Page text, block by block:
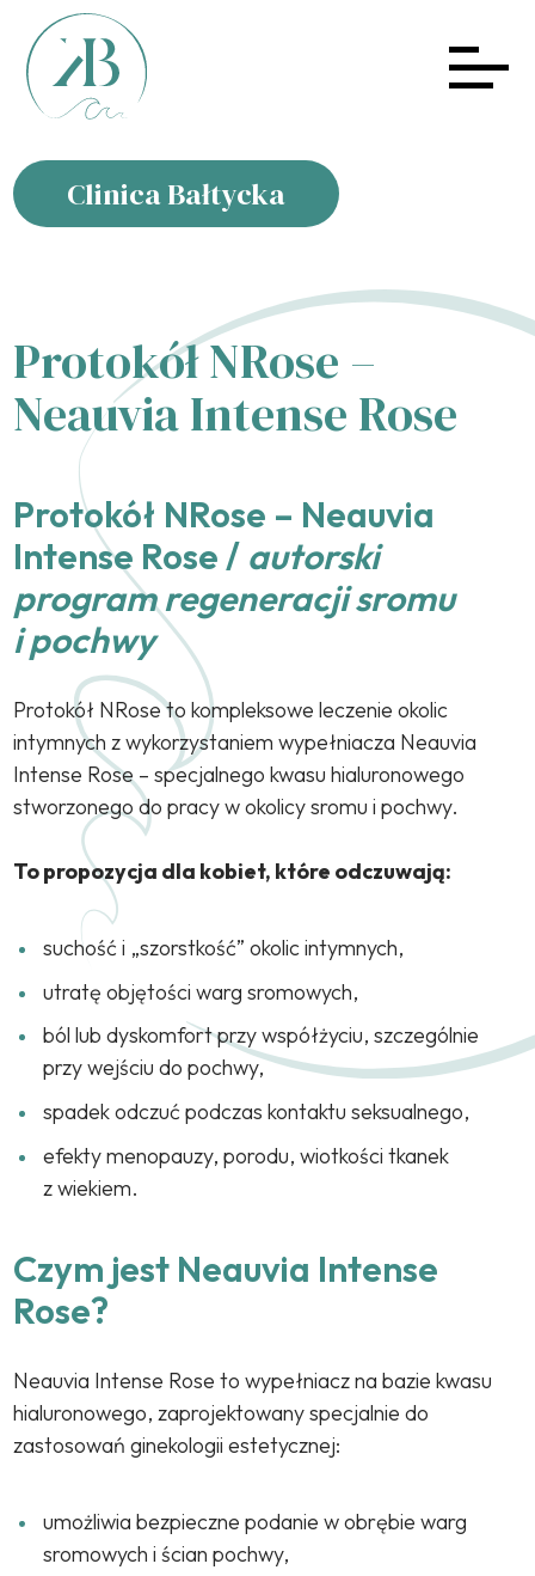
Clinica Bałtycka
Protokół NRose –
Neauvia Intense Rose
Protokół NRose – Neauvia
Intense Rose / autorski
program regeneracji sromu
i pochwy
Protokół NRose to kompleksowe leczenie okolic
intymnych z wykorzystaniem wypełniacza Neauvia
Intense Rose – specjalnego kwasu hialuronowego
stworzonego do pracy w okolicy sromu i pochwy.
To propozycja dla kobiet, które odczuwają:
suchość i „szorstkość” okolic intymnych,
utratę objętości warg sromowych,
ból lub dyskomfort przy współżyciu, szczególnie
przy wejściu do pochwy,
spadek odczuć podczas kontaktu seksualnego,
efekty menopauzy, porodu, wiotkości tkanek
z wiekiem.
Czym jest Neauvia Intense
Rose?
Neauvia Intense Rose to wypełniacz na bazie kwasu
hialuronowego, zaprojektowany specjalnie do
zastosowań ginekologii estetycznej:
umożliwia bezpieczne podanie w obrębie warg
sromowych i ścian pochwy,